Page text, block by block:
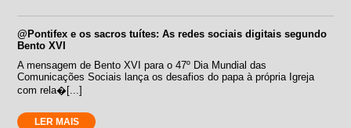
@Pontifex e os sacros tuítes: As redes sociais digitais segundo
Bento XVI
A mensagem de Bento XVI para o 47º Dia Mundial das
Comunicações Sociais lança os desafios do papa à própria Igreja
com rela�[...]
LER MAIS